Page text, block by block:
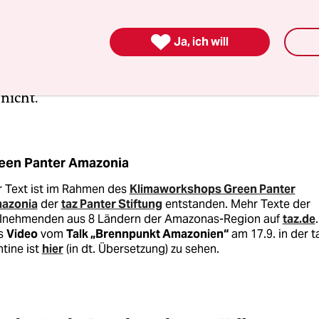
Bevölkerung sich mit unserem Kampf
kennen uns nun mittlerweile. Ich werde
Panter Amazonia
Text ist im Rahmen des Klimaworkshops Green Panter
dertaz Panter Stiftung entstanden. Mehr Texte der
aus 8 Ländern der Amazonas-Region auftaz.de.
Videovom Talk „Brennpunkt Amazonien“am 17.9. in der
ist hier(in dt. Übersetzung) zu sehen.
 Ja, ich will